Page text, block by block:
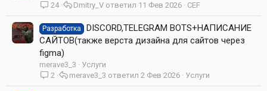
24
CEF
11 Фев 2026
Dmitry_V
Разработка
DISCORD,TELEGRAM BOTS+НАПИСАНИЕ
САЙТОВ(также верста дизайна для сайтов через
figma)
merave3_3
Услуги
2
Услуги
2 Фев 2026
merave3_3